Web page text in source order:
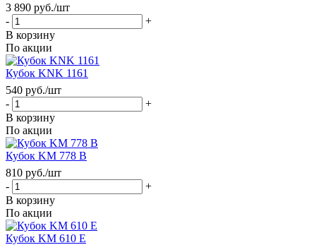
3 890 руб./шт
-
+
В корзину
По акции
Кубок KNK 1161
540 руб./шт
-
+
В корзину
По акции
Кубок KM 778 B
810 руб./шт
-
+
В корзину
По акции
Кубок KM 610 E